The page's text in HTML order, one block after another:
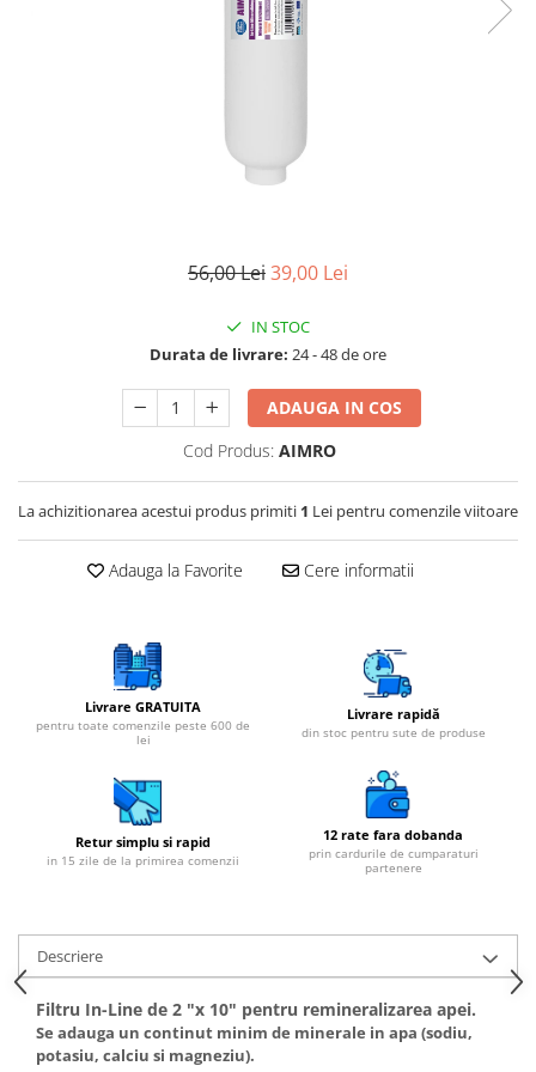
56,00 Lei39,00 Lei
IN STOC
Durata de livrare: 24 - 48 de ore
ADAUGA IN COS
Cod Produs: AIMRO
La achizitionarea acestui produs primiti 1 Lei pentru comenzile viitoare
Adauga la Favorite Cere informatii
Livrare GRATUITA
pentru toate comenzile peste 600 de
lei
Livrare rapidă
din stoc pentru sute de produse
Retur simplu si rapid
in 15 zile de la primirea comenzii
12 rate fara dobanda
prin cardurile de cumparaturi
partenere
Descriere
Filtru In-Line de 2 "x 10" pentru remineralizarea apei.
Se adauga un continut minim de minerale in apa (sodiu,
potasiu, calciu si magneziu).